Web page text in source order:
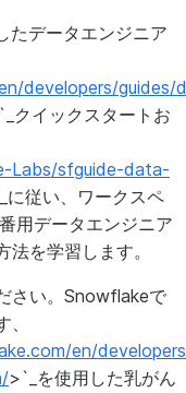
データエンジニア
developers/guides/
クイックスタートお
Labs/sfguide-data-
に従い、ワークスペ
用データエンジニア
を学習します。
さい。Snowflakeで
en/
>`_を使用した乳がん